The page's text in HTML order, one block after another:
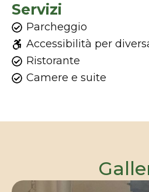
Servizi
Parcheggio
Accessibilità per
Ristorante
Camere e suite